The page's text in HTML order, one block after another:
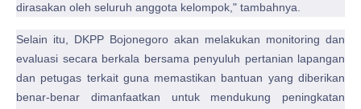
dirasakan oleh seluruh anggota kelompok," tambahnya.
Selain itu, DKPP Bojonegoro akan melakukan monitoring dan
evaluasi secara berkala bersama penyuluh pertanian lapangan
dan petugas terkait guna memastikan bantuan yang diberikan
benar-benar dimanfaatkan untuk mendukung peningkatan